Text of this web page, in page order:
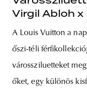
Virgil Abloh
A Louis Vuitton a
őszi-téli
várossziluetteket
őket, egy különös